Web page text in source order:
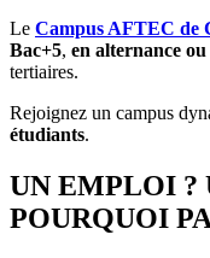
Le Campus AFTEC de
Bac+5, en alternance
tertiaires.
Rejoignez un campus
étudiants.
UN EMPLOI ?
POURQUOI